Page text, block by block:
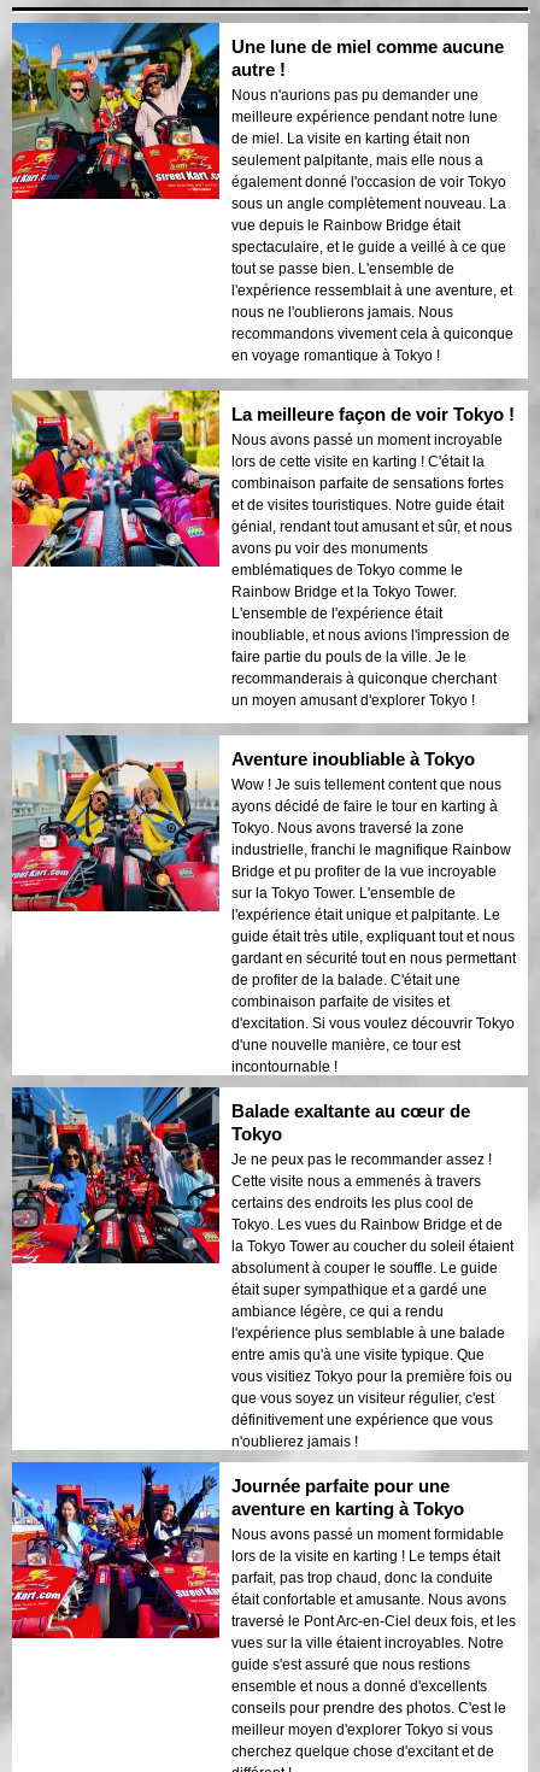
Une lune de miel comme aucune
autre !
Nous n'aurions pas pu demander une
meilleure expérience pendant notre lune
de miel. La visite en karting était non
seulement palpitante, mais elle nous a
également donné l'occasion de voir Tokyo
sous un angle complètement nouveau. La
vue depuis le Rainbow Bridge était
spectaculaire, et le guide a veillé à ce que
tout se passe bien. L'ensemble de
l'expérience ressemblait à une aventure, et
nous ne l'oublierons jamais. Nous
recommandons vivement cela à quiconque
en voyage romantique à Tokyo !
La meilleure façon de voir Tokyo !
Nous avons passé un moment incroyable
lors de cette visite en karting ! C'était la
combinaison parfaite de sensations fortes
et de visites touristiques. Notre guide était
génial, rendant tout amusant et sûr, et nous
avons pu voir des monuments
emblématiques de Tokyo comme le
Rainbow Bridge et la Tokyo Tower.
L'ensemble de l'expérience était
inoubliable, et nous avions l'impression de
faire partie du pouls de la ville. Je le
recommanderais à quiconque cherchant
un moyen amusant d'explorer Tokyo !
Aventure inoubliable à Tokyo
Wow ! Je suis tellement content que nous
ayons décidé de faire le tour en karting à
Tokyo. Nous avons traversé la zone
industrielle, franchi le magnifique Rainbow
Bridge et pu profiter de la vue incroyable
sur la Tokyo Tower. L'ensemble de
l'expérience était unique et palpitante. Le
guide était très utile, expliquant tout et nous
gardant en sécurité tout en nous permettant
de profiter de la balade. C'était une
combinaison parfaite de visites et
d'excitation. Si vous voulez découvrir Tokyo
d'une nouvelle manière, ce tour est
incontournable !
Balade exaltante au cœur de
Tokyo
Je ne peux pas le recommander assez !
Cette visite nous a emmenés à travers
certains des endroits les plus cool de
Tokyo. Les vues du Rainbow Bridge et de
la Tokyo Tower au coucher du soleil étaient
absolument à couper le souffle. Le guide
était super sympathique et a gardé une
ambiance légère, ce qui a rendu
l'expérience plus semblable à une balade
entre amis qu'à une visite typique. Que
vous visitiez Tokyo pour la première fois ou
que vous soyez un visiteur régulier, c'est
définitivement une expérience que vous
n'oublierez jamais !
Journée parfaite pour une
aventure en karting à Tokyo
Nous avons passé un moment formidable
lors de la visite en karting ! Le temps était
parfait, pas trop chaud, donc la conduite
était confortable et amusante. Nous avons
traversé le Pont Arc-en-Ciel deux fois, et les
vues sur la ville étaient incroyables. Notre
guide s'est assuré que nous restions
ensemble et nous a donné d'excellents
conseils pour prendre des photos. C'est le
meilleur moyen d'explorer Tokyo si vous
cherchez quelque chose d'excitant et de